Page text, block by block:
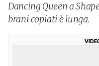
Dancing Queen a
brani copiati è lunga.